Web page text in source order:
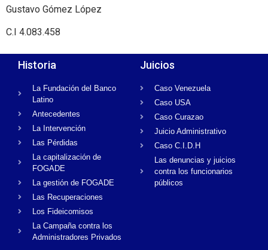
Gustavo Gómez López
C.I 4.083.458
Historia
La Fundación del Banco
Latino
Antecedentes
La Intervención
Las Pérdidas
La capitalización de
FOGADE
La gestión de FOGADE
Las Recuperaciones
Los Fideicomisos
La Campaña contra los
Administradores Privados
Juicios
Caso Venezuela
Caso USA
Caso Curazao
Juicio Administrativo
Caso C.I.D.H
Las denuncias y juicios
contra los funcionarios
públicos